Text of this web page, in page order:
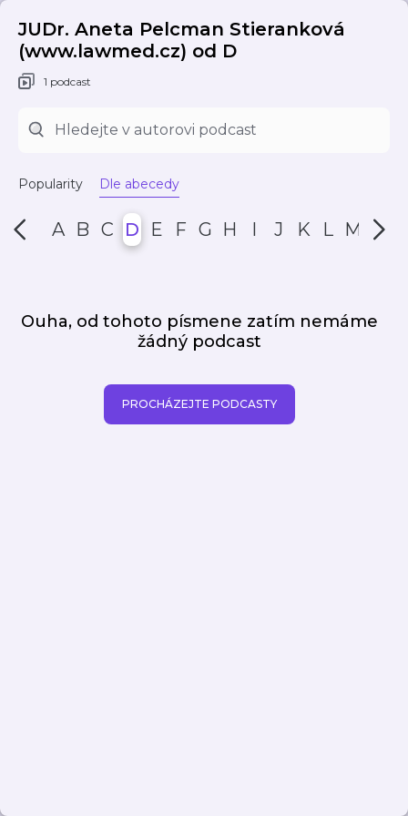
JUDr. Aneta Pelcman Stieranková
(www.lawmed.cz) od D
1 podcast
Popularity Dle abecedy
A B C D E F G H I J K L M N
Ouha, od tohoto písmene zatím nemáme
žádný podcast
PROCHÁZEJTE PODCASTY